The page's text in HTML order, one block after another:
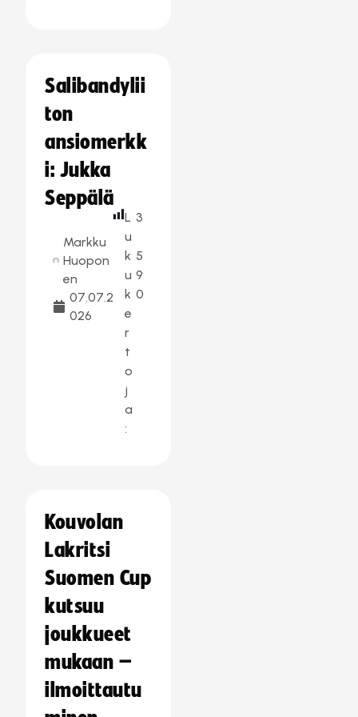
Salibandylii
ton
ansiomerkk
i: Jukka
Seppälä
Markku
Huopon
en
07.07.2
026
L
u
k
u
k
e
r
t
o
j
a
:
3
5
9
0
Kouvolan
Lakritsi
Suomen Cup
kutsuu
joukkueet
mukaan –
ilmoittautu